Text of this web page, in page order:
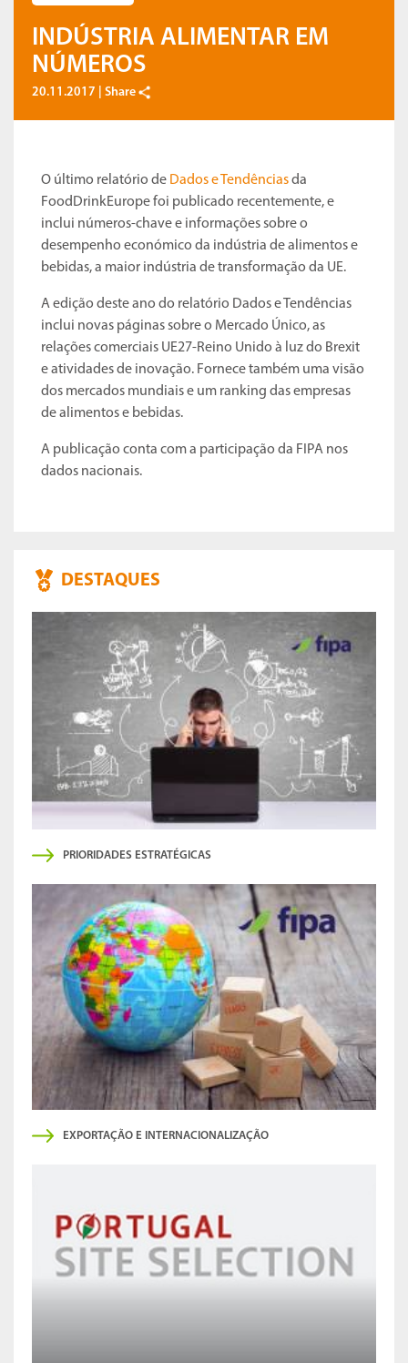
INDÚSTRIA ALIMENTAR EM
NÚMEROS
20.11.2017 | Share
O último relatório de Dados e Tendênciasda
FoodDrinkEurope foi publicado recentemente, e
inclui números-chave e informações sobre o
desempenho económico da indústria de alimentos e
bebidas, a maior indústria de transformação da UE.
A edição deste ano do relatório Dados e Tendências
inclui novas páginas sobre o Mercado Único, as
relações comerciais UE27-Reino Unido à luz do Brexit
e atividades de inovação. Fornece também uma visão
dos mercados mundiais e um ranking das empresas
de alimentos e bebidas.
A publicação conta com a participação da FIPA nos
dados nacionais.
DESTAQUES
PRIORIDADES ESTRATÉGICAS
EXPORTAÇÃO E INTERNACIONALIZAÇÃO